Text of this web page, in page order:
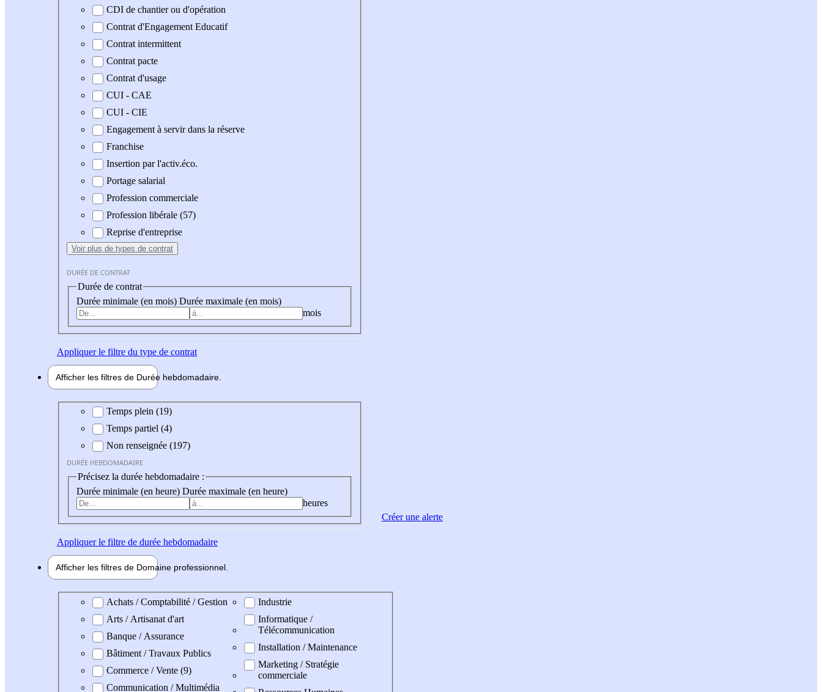
CDI de chantier ou d'opération
Contrat d'Engagement Educatif
Contrat intermittent
Contrat pacte
Contrat d'usage
CUI - CAE
CUI - CIE
Engagement à servir dans la réserve
Franchise
Insertion par l'activ.éco.
Portage salarial
Profession commerciale
Profession libérale (57)
Reprise d'entreprise
Voir plus de types de contrat
DURÉE DE CONTRAT
Durée de contrat
Durée minimale (en mois) Durée maximale (en mois)
mois
Appliquerle filtre du type de contrat
Afficher les filtres de Durée hebdomadaire
Durée hebdomadaire
Temps plein (19)
Temps partiel (4)
Non renseignée (197)
DURÉE HEBDOMADAIRE
Précisez la durée hebdomadaire :
Durée minimale (en heure) Durée maximale (en heure)
heures
Appliquerle filtre de durée hebdomadaire
Afficher les filtres de Domaine professionnel
Domaine professionel
Achats / Comptabilité / Gestion
Arts / Artisanat d'art
Banque / Assurance
Bâtiment / Travaux Publics
Commerce / Vente (9)
Communication / Multimédia
Industrie
Informatique /
Télécommunication
Installation / Maintenance
Marketing / Stratégie
commerciale
Créer une alerte